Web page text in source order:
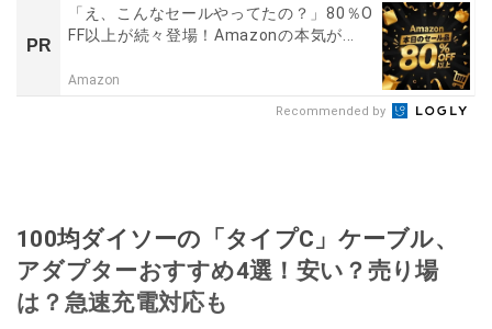
PR
「え、こんなセールやってたの？」80％O
FF以上が続々登場！Amazonの本気が...
Amazon
Recommended by
100均ダイソーの「タイプC」ケーブル、
アダプターおすすめ4選！安い？売り場
は？急速充電対応も